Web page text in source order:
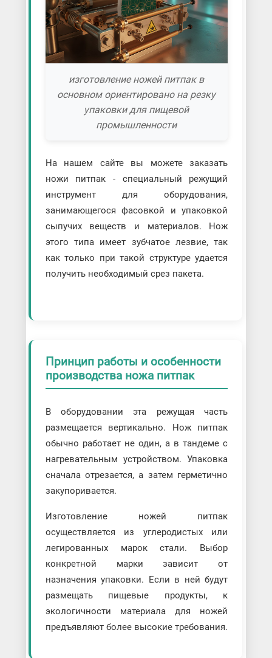
изготовление ножей питпак в
основном ориентировано на резку
упаковки для пищевой
промышленности
На нашем сайте вы можете заказать
ножи питпак - специальный режущий
инструмент для оборудования,
занимающегося фасовкой и упаковкой
сыпучих веществ и материалов. Нож
этого типа имеет зубчатое лезвие, так
как только при такой структуре удается
получить необходимый срез пакета.
Принцип работы и особенности
производства ножа питпак
В оборудовании эта режущая часть
размещается вертикально. Нож питпак
обычно работает не один, а в тандеме с
нагревательным устройством. Упаковка
сначала отрезается, а затем герметично
закупоривается.
Изготовление ножей питпак
осуществляется из углеродистых или
легированных марок стали. Выбор
конкретной марки зависит от
назначения упаковки. Если в ней будут
размещать пищевые продукты, к
экологичности материала для ножей
предъявляют более высокие требования.